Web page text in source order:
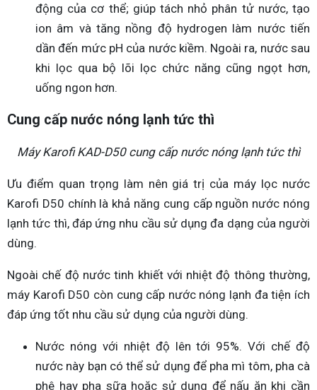
động của cơ thể; giúp tách nhỏ phân tử nước, tạo
ion âm và tăng nồng độ hydrogen làm nước tiến
dần đến mức pH của nước kiềm. Ngoài ra, nước sau
khi lọc qua bộ lõi lọc chức năng cũng ngọt hơn,
uống ngon hơn.
Cung cấp nước nóng lạnh tức thì
Máy Karofi KAD-D50 cung cấp nước nóng lạnh tức thì
Ưu điểm quan trọng làm nên giá trị của máy lọc nước
Karofi D50 chính là khả năng cung cấp nguồn nước nóng
lạnh tức thì, đáp ứng nhu cầu sử dụng đa dạng của người
dùng.
Ngoài chế độ nước tinh khiết với nhiệt độ thông thường,
máy Karofi D50 còn cung cấp nước nóng lạnh đa tiện ích
đáp ứng tốt nhu cầu sử dụng của người dùng.
Nước nóng với nhiệt độ lên tới 95%. Với chế độ
nước này bạn có thể sử dụng để pha mì tôm, pha cà
phê hay pha sữa hoặc sử dụng để nấu ăn khi cần